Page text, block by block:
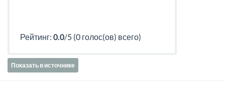
Рейтинг: 0.0/5 (0 голос(ов) всего)
Показать в источнике